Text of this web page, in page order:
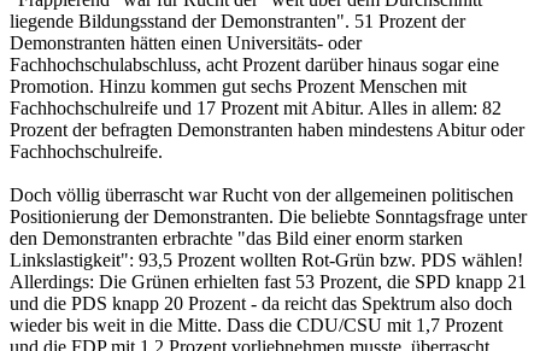
liegende Bildungsstand der Demonstranten". 51 Prozent der
Demonstranten hätten einen Universitäts- oder
Fachhochschulabschluss, acht Prozent darüber hinaus sogar eine
Promotion. Hinzu kommen gut sechs Prozent Menschen mit
Fachhochschulreife und 17 Prozent mit Abitur. Alles in allem: 82
Prozent der befragten Demonstranten haben mindestens Abitur oder
Fachhochschulreife.
Doch völlig überrascht war Rucht von der allgemeinen politischen
Positionierung der Demonstranten. Die beliebte Sonntagsfrage unter
den Demonstranten erbrachte "das Bild einer enorm starken
Linkslastigkeit": 93,5 Prozent wollten Rot-Grün bzw. PDS wählen!
Allerdings: Die Grünen erhielten fast 53 Prozent, die SPD knapp 21
und die PDS knapp 20 Prozent - da reicht das Spektrum also doch
wieder bis weit in die Mitte. Dass die CDU/CSU mit 1,7 Prozent
und die FDP mit 1,2 Prozent vorliebnehmen musste, überrascht